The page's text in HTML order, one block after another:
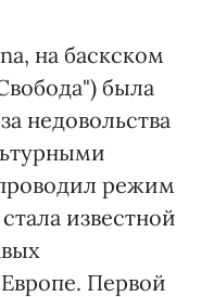
на баскском
была
недовольства
режим
известной
Первой